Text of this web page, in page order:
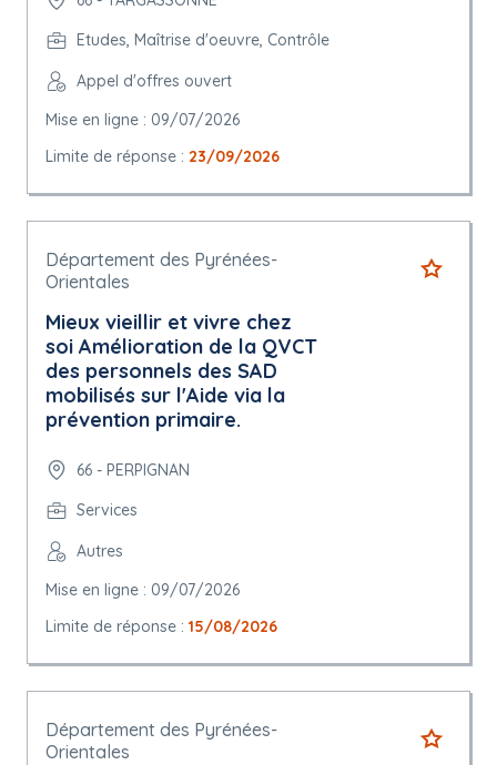
Etudes, Maîtrise d'oeuvre, Contrôle
Appel d'offres ouvert
Mise en ligne : 09/07/2026
Limite de réponse : 23/09/2026
Département des Pyrénées-
Orientales
Mieux vieillir et vivre chez
soi Amélioration de la QVCT
des personnels des SAD
mobilisés sur l'Aide via la
prévention primaire.
66 - PERPIGNAN
Services
Autres
Mise en ligne : 09/07/2026
Limite de réponse : 15/08/2026
Département des Pyrénées-
Orientales